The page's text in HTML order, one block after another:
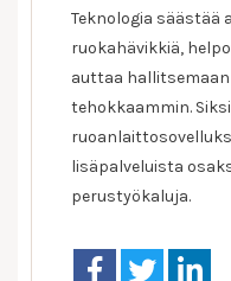
Teknologia säästää
ruokahävikkiä,
auttaa
tehokkaammin.
lisäpalveluista
perustyökaluja.